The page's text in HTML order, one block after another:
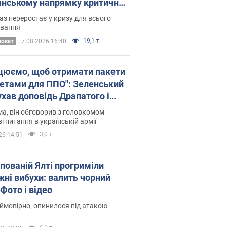
напрямку критичний
як це вдалося
переростає у кризу для всього
7.08.2026 16:40 19,1 т.
щоб отримати пакети
для ППО": Зеленський
доповідь Драпатого і
нові кроки
він обговорив з головкомом
питання в українській армії
14:51 3,0 т.
Ялті прогриміли
вибухи: валить чорний
і відео
опинилося під атакою